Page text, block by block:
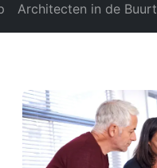
Architecten in de Buurt